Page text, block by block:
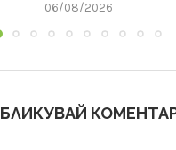
06/08/2026